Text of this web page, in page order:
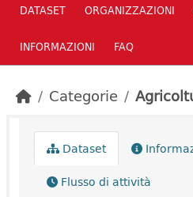
DATASET ORGANIZZAZIONI
INFORMAZIONI FAQ
Categorie
Dataset
Flusso di attività